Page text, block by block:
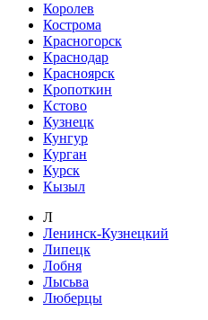
Королев
Кострома
Красногорск
Краснодар
Красноярск
Кропоткин
Кстово
Кузнецк
Кунгур
Курган
Курск
Кызыл
Л
Ленинск-Кузнецкий
Липецк
Лобня
Лысьва
Люберцы